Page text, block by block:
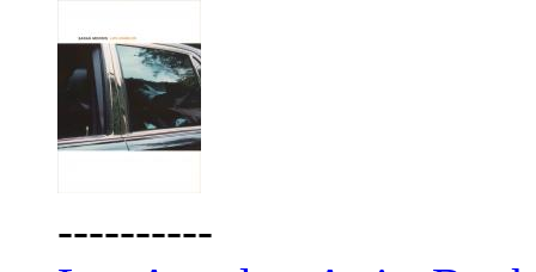
----------